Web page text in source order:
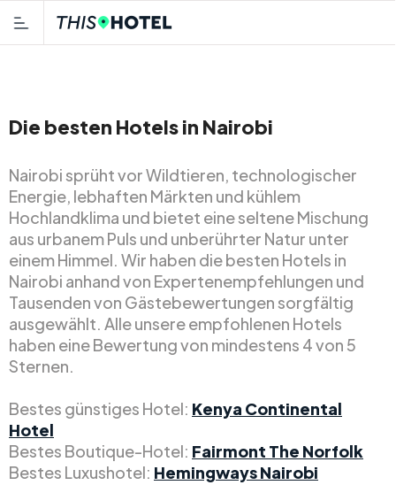
Die besten Hotels in Nairobi
Nairobi sprüht vor Wildtieren, technologischer
Energie, lebhaften Märkten und kühlem
Hochlandklima und bietet eine seltene Mischung
aus urbanem Puls und unberührter Natur unter
einem Himmel. Wir haben die besten Hotels in
Nairobi anhand von Expertenempfehlungen und
Tausenden von Gästebewertungen sorgfältig
ausgewählt. Alle unsere empfohlenen Hotels
haben eine Bewertung von mindestens 4 von 5
Sternen.
Bestes günstiges Hotel: Kenya Continental
Hotel
Bestes Boutique-Hotel: Fairmont The Norfolk
Bestes Luxushotel: Hemingways Nairobi